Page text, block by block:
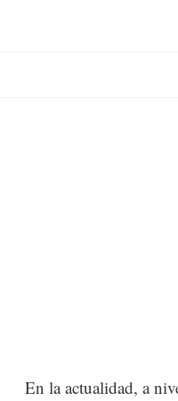
En la actualidad, a